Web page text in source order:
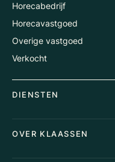
Horecabedrijf
Horecavastgoed
Overige vastgoed
Verkocht
DIENSTEN
OVER KLAASSEN